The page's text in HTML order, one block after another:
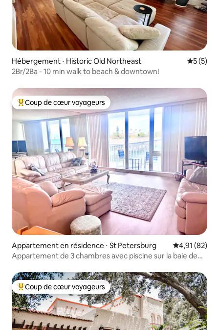
Hébergement ⋅ Historic Old Northeast
5 (5)
2Br/2Ba - 10 min walk to beach & downtown!
Coups de cœur voyageurs les plus appréciés
Coup de cœur voyageurs
Appartement en résidence ⋅ St Petersburg Évaluation
4,91 (82)
Appartement de 3 chambres avec piscine sur la baie de
Coups de cœur voyageurs les plus appréciés
Coup de cœur voyageurs